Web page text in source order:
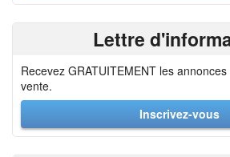
Lettre
Recevez GRATUITEMENT les
vente.
Inscrivez-vous